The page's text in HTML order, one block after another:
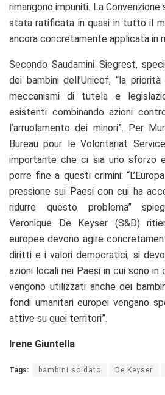
rimangono impuniti. La
stata ratificata in quasi in tutto il
ancora concretamente applicata in
Secondo Saudamini Siegrest,
dei bambini dell’Unicef, “la
meccanismi di tutela e
esistenti combinando azioni
l’arruolamento dei minori”. Per
Bureau pour le Volontariat
importante che ci sia uno sforzo
porre fine a questi crimini:
pressione sui Paesi con cui ha
ridurre questo problema”
Veronique De Keyser (S&D)
europee devono agire
diritti e i valori democratici; si
azioni locali nei Paesi in cui sono
vengono utilizzati anche dei
fondi umanitari europei vengano
attive su quei territori”.
Irene Giuntella
Tags: bambini soldato De Keyser